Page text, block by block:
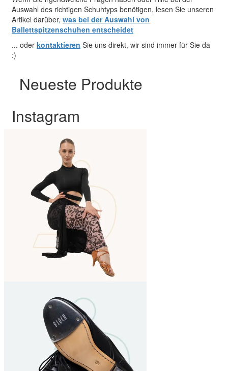
Auswahl des richtigen Schuhtyps benötigen, lesen Sie unseren
Artikel darüber, was bei der Auswahl von
Ballettspitzenschuhen entscheidet
... oder kontaktieren Sie uns direkt, wir sind immer für Sie da
:)
Neueste Produkte
Instagram